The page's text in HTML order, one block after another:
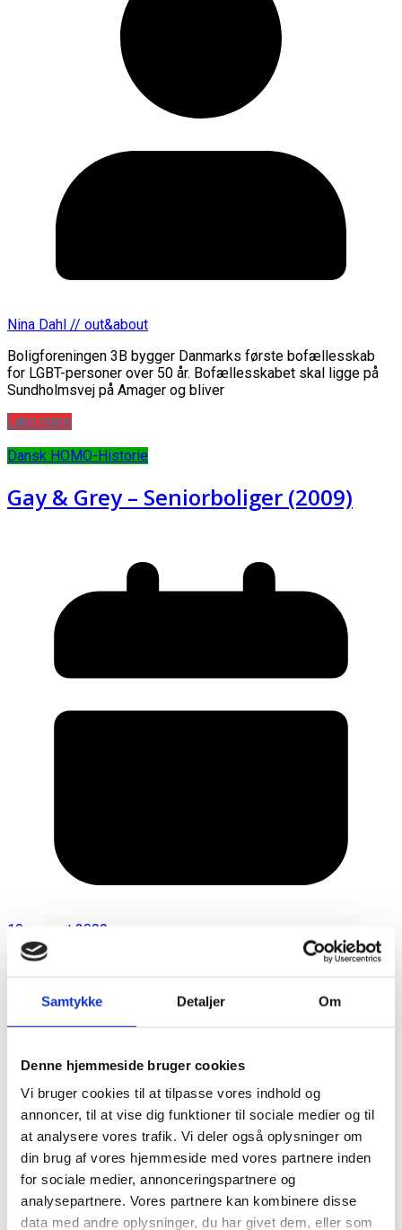
Samtykke Detaljer Om
Denne hjemmeside bruger cookies
Vi bruger cookies til at tilpasse vores indhold og
annoncer, til at vise dig funktioner til sociale medier og til
at analysere vores trafik. Vi deler også oplysninger om
din brug af vores hjemmeside med vores partnere inden
for sociale medier, annonceringspartnere og
analysepartnere. Vores partnere kan kombinere disse
data med andre oplysninger, du har givet dem, eller som
Nina Dahl // out&about
Boligforeningen 3B bygger Danmarks første bofællesskab
for LGBT-personer over 50 år. Bofællesskabet skal ligge på
Sundholmsvej på Amager og bliver
Læs mere
Dansk HOMO-Historie
Gay & Grey – Seniorboliger (2009)
19. august 2009